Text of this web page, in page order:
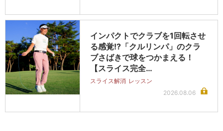
インパクトでクラブを1回転させ
る感覚!?「クルリンパ」のクラ
ブさばきで球をつかまえる！
【スライス完全…
スライス解消 レッスン
2026.08.06